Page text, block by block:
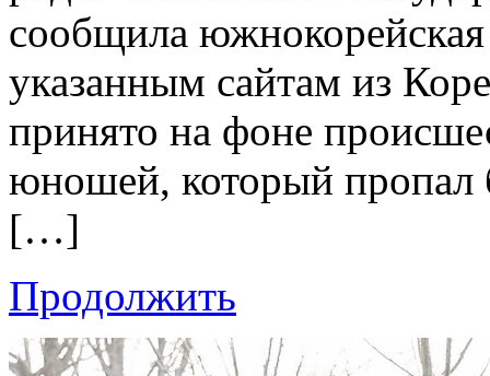
сообщила
указанным сайтам из
принято на фоне
юношей, который пропал
[…]
Продолжить